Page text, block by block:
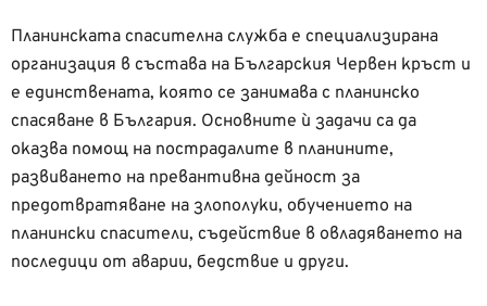
Планинската спасителна служба е специализирана
организация в състава на Българския Червен кръст и
е единствената, която се занимава с планинско
спасяване в България. Основните ѝ задачи са да
оказва помощ на пострадалите в планините,
развиването на превантивна дейност за
предотвратяване на злополуки, обучението на
планински спасители, съдействие в овладяването на
последици от аварии, бедствие и други.